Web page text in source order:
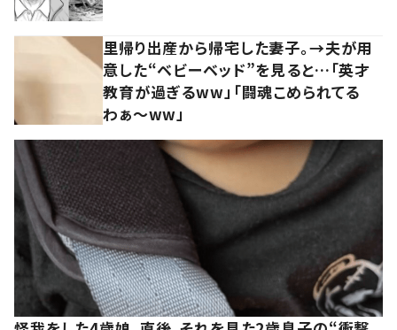
里帰り出産から帰宅した妻子。→夫が用
意した“ベビーベッド”を見ると…「英才
教育が過ぎるww」「闘魂こめられてる
わぁ～ww」